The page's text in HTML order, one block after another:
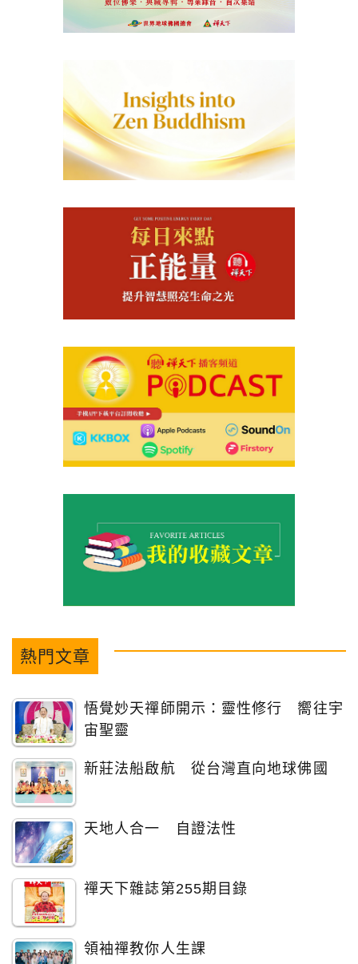
熱門文章
悟覺妙天禪師開示：靈性修行 嚮往宇
宙聖靈
新莊法船啟航 從台灣直向地球佛國
天地人合一 自證法性
禪天下雜誌第255期目錄
領袖禪教你人生課